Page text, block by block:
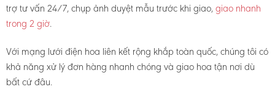
trợ tư vấn 24/7, chụp ảnh duyệt mẫu trước khi giao,giao nhanh
trong 2 giờ.
Với mạng lưới điện hoa liên kết rộng khắp toàn quốc, chúng tôi có
khả năng xử lý đơn hàng nhanh chóng và giao hoa tận nơi dù
bất cứ đâu.